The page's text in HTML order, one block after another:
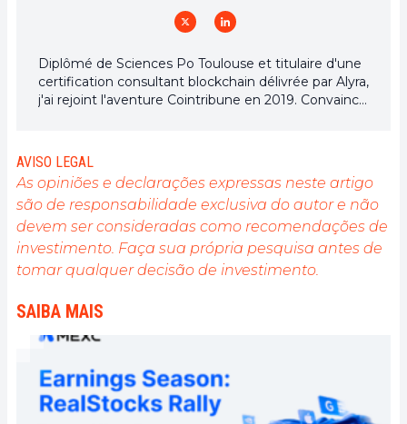
Diplômé de Sciences Po Toulouse et titulaire d'une
certification consultant blockchain délivrée par Alyra,
j'ai rejoint l'aventure Cointribune en 2019. Convaincu
l'engagement de sensibiliser et d'informer le grand
public sur cet écosystème en constante évolution.
Mon objectif est de permettre à chacun de mieux
comprendre la blockchain et de saisir les
opportunités qu'elle offre. Je m'efforce chaque jour
de fournir une analyse objective de l'actualité, de
décrypter les tendances du marché, de relayer les
dernières innovations technologiques et de mettre
sociétaux de cette révolution en marche.
AVISO LEGAL
As opiniões e declarações expressas neste artigo
são de responsabilidade exclusiva do autor e não
devem ser consideradas como recomendações de
investimento. Faça sua própria pesquisa antes de
tomar qualquer decisão de investimento.
SAIBA MAIS